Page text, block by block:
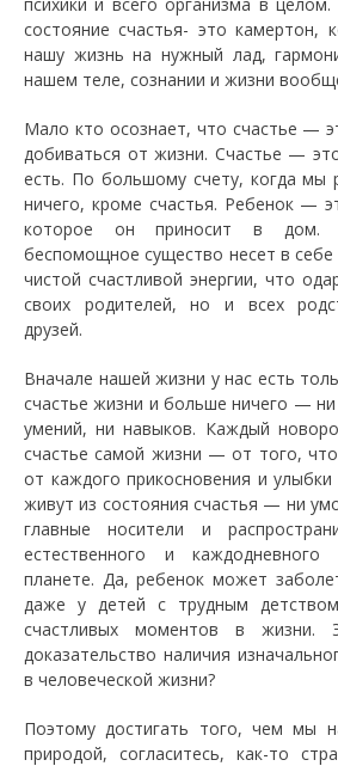
состояние счастья- это камертон,
нашу жизнь на нужный лад,
нашем теле, сознании и жизни
Мало кто осознает, что счастье —
добиваться от жизни. Счастье —
есть. По большому счету, когда мы
ничего, кроме счастья. Ребенок —
которое он приносит в дом.
беспомощное существо несет в
чистой счастливой энергии, что
своих родителей, но и всех
друзей.
Вначале нашей жизни у нас есть
счастье жизни и больше ничего —
умений, ни навыков. Каждый
счастье самой жизни — от того,
от каждого прикосновения и
живут из состояния счастья — ни
главные носители и
естественного и
планете. Да, ребенок может
даже у детей с трудным
счастливых моментов в
доказательство наличия
в человеческой жизни?
Поэтому достигать того, чем мы
природой, согласитесь, как-то